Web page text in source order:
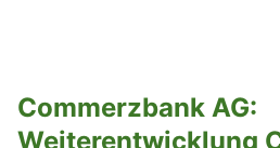
Commerzbank AG:
Weiterentwicklung